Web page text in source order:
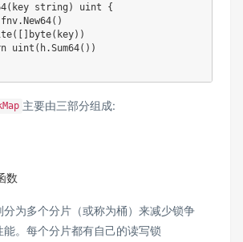
( key string ) uint
{
fnv.New64( )
( [ ] byte( key) )
uint ( h.Sum64( ) )
主要由三部分组成:
数
为多个分片（或称为桶）来减少锁争
能。每个分片都有自己的读写锁